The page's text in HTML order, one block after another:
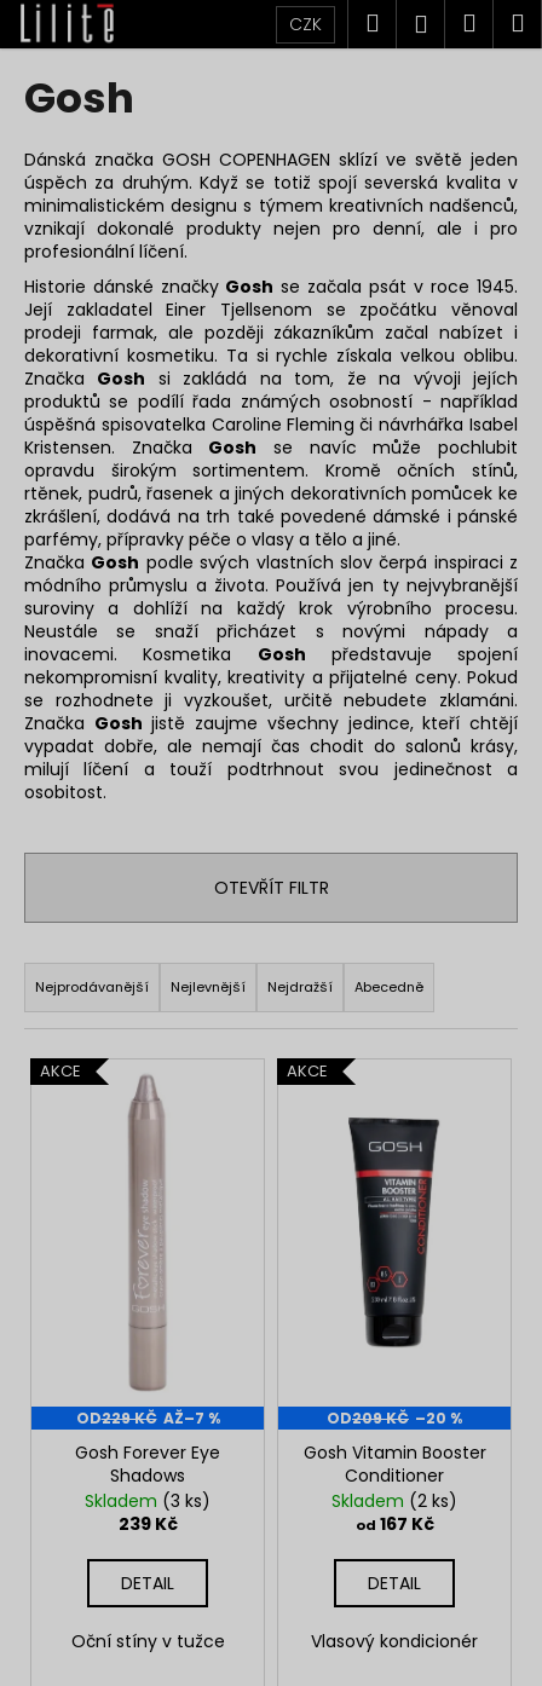
Přejít
obsah
CZK Hledat
Gosh
Dánská značka GOSH COPENHAGEN sklízí ve světě jeden
úspěch za druhým. Když se totiž spojí severská kvalita v
minimalistickém designu s týmem kreativních nadšenců,
vznikají dokonalé produkty nejen pro denní, ale i pro
profesionální líčení.
Historie dánské značky Gosh se začala psát v roce 1945.
Její zakladatel Einer Tjellsenom se zpočátku věnoval
prodeji farmak, ale později zákazníkům začal nabízet i
dekorativní kosmetiku. Ta si rychle získala velkou oblibu.
Značka Gosh si zakládá na tom, že na vývoji jejích
produktů se podílí řada známých osobností - například
úspěšná spisovatelka Caroline Fleming či návrhářka Isabel
Kristensen. Značka
Gosh
se navíc může pochlubit
opravdu širokým sortimentem. Kromě očních stínů,
rtěnek, pudrů, řasenek a jiných dekorativních pomůcek ke
zkrášlení, dodává na trh také povedené dámské i pánské
parfémy, přípravky péče o vlasy a tělo a jiné.
Značka Gosh podle svých vlastních slov čerpá inspiraci z
módního průmyslu a života. Používá jen ty nejvybranější
suroviny a dohlíží na každý krok výrobního procesu.
Neustále se snaží přicházet s novými nápady a
inovacemi. Kosmetika
Gosh
představuje spojení
nekompromisní kvality, kreativity a přijatelné ceny. Pokud
se rozhodnete ji vyzkoušet, určitě nebudete zklamáni.
Značka Gosh jistě zaujme všechny jedince, kteří chtějí
vypadat dobře, ale nemají čas chodit do salonů krásy,
milují líčení a touží podtrhnout svou jedinečnost a
osobitost.
OTEVŘÍT FILTR
Ř
a
z
e
n
Nejprodávanější Nejlevnější Nejdražší Abecedně
V
ý
t
ů
AKCE
OD229 KČ AŽ–7 %
Gosh Forever Eye
Shadows
Skladem (3 ks)
239 Kč
DETAIL
Oční stíny v tužce
AKCE
OD209 KČ –20 %
Gosh Vitamin Booster
Conditioner
Skladem (2 ks)
od 167 Kč
DETAIL
Vlasový kondicionér
o
o
p
o
t
ř
e
b
u
j
e
t
e
n
a
j
í
t
?
D
o
p
o
r
u
č